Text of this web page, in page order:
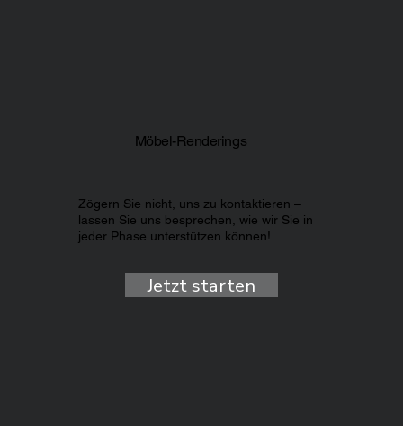
Zögern Sie nicht, uns zu kontaktieren –
lassen Sie uns besprechen, wie wir Sie in
jeder Phase unterstützen können!
Jetzt starten
Möbel-Renderings